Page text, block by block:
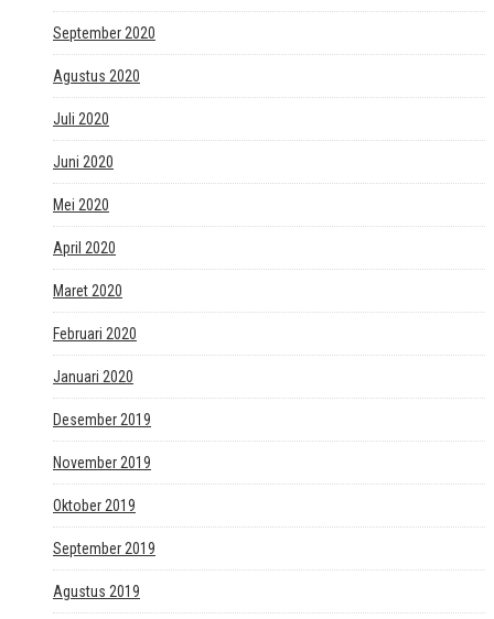
September 2020
Agustus 2020
Juli 2020
Juni 2020
Mei 2020
April 2020
Maret 2020
Februari 2020
Januari 2020
Desember 2019
November 2019
Oktober 2019
September 2019
Agustus 2019